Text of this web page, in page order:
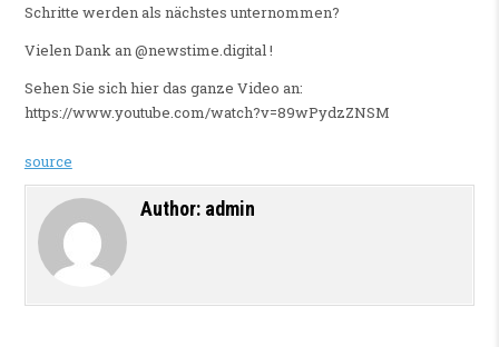
Schritte werden als nächstes unternommen?
Vielen Dank an @newstime.digital !
Sehen Sie sich hier das ganze Video an:
https://www.youtube.com/watch?v=89wPydzZNSM
source
Author: admin